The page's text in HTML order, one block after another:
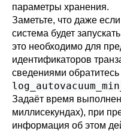
параметры хранения.
Заметьте, что даже
система будет
это необходимо для
идентификаторов
сведениями обратитесь
Задаёт время
миллисекундах), при
информация об этом